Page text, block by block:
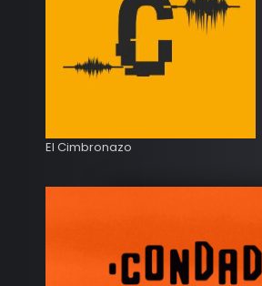
El Cimbronazo